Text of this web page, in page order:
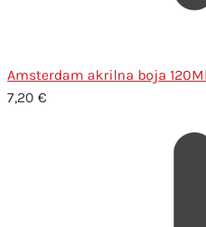
Amsterdam akrilna boja
7,20 €